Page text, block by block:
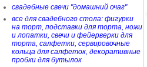
свадебные свечи "домашний очаг"
все для свадебного стола: фигурки
на торт, подставки для торта, ножи
и лопатки, свечи и фейерверки для
торта, салфетки, сервировочные
кольца для салфеток, декоративные
пробки для бутылок